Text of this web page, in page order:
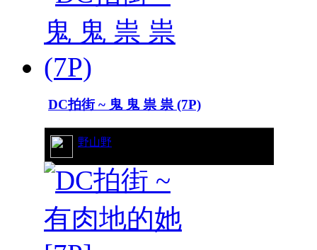
DC拍街 ~ 鬼 鬼 祟 祟 (7P)
野山野